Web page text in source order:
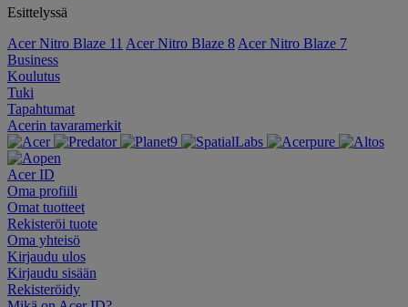
Esittelyssä
Acer Nitro Blaze 11 Acer Nitro Blaze 8 Acer Nitro Blaze 7
Business
Koulutus
Tuki
Tapahtumat
Acerin tavaramerkit
Acer ID
Oma profiili
Omat tuotteet
Rekisteröi tuote
Oma yhteisö
Kirjaudu ulos
Kirjaudu sisään
Rekisteröidy